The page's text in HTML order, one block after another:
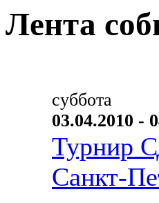
Лента
суббота
03.04.2010 -
Санкт-